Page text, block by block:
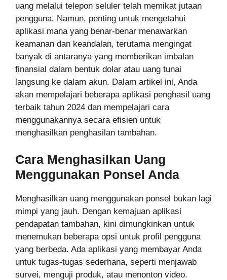
uang melalui telepon seluler telah memikat jutaan
pengguna. Namun, penting untuk mengetahui
aplikasi mana yang benar-benar menawarkan
keamanan dan keandalan, terutama mengingat
banyak di antaranya yang memberikan imbalan
finansial dalam bentuk dolar atau uang tunai
langsung ke dalam akun. Dalam artikel ini, Anda
akan mempelajari beberapa aplikasi penghasil uang
terbaik tahun 2024 dan mempelajari cara
menggunakannya secara efisien untuk
menghasilkan penghasilan tambahan.
Cara Menghasilkan Uang
Menggunakan Ponsel Anda
Menghasilkan uang menggunakan ponsel bukan lagi
mimpi yang jauh. Dengan kemajuan aplikasi
pendapatan tambahan, kini dimungkinkan untuk
menemukan beberapa opsi untuk profil pengguna
yang berbeda. Ada aplikasi yang membayar Anda
untuk tugas-tugas sederhana, seperti menjawab
survei, menguji produk, atau menonton video.